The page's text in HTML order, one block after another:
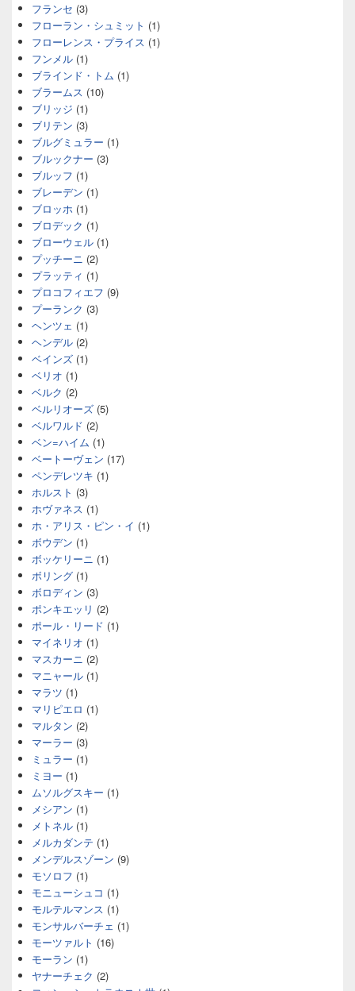
フランセ (3)
フローラン・シュミット (1)
フローレンス・プライス (1)
フンメル (1)
ブラインド・トム (1)
ブラームス (10)
ブリッジ (1)
ブリテン (3)
ブルグミュラー (1)
ブルックナー (3)
ブルッフ (1)
ブレーデン (1)
ブロッホ (1)
ブロデック (1)
ブローウェル (1)
プッチーニ (2)
プラッティ (1)
プロコフィエフ (9)
プーランク (3)
ヘンツェ (1)
ヘンデル (2)
ベインズ (1)
ベリオ (1)
ベルク (2)
ベルリオーズ (5)
ベルワルド (2)
ベン=ハイム (1)
ベートーヴェン (17)
ペンデレツキ (1)
ホルスト (3)
ホヴァネス (1)
ホ・アリス・ピン・イ (1)
ボウデン (1)
ボッケリーニ (1)
ボリング (1)
ボロディン (3)
ポンキエッリ (2)
ポール・リード (1)
マイネリオ (1)
マスカーニ (2)
マニャール (1)
マラツ (1)
マリピエロ (1)
マルタン (2)
マーラー (3)
ミュラー (1)
ミヨー (1)
ムソルグスキー (1)
メシアン (1)
メトネル (1)
メルカダンテ (1)
メンデルスゾーン (9)
モソロフ (1)
モニューシュコ (1)
モルテルマンス (1)
モンサルバーチェ (1)
モーツァルト (16)
モーラン (1)
ヤナーチェク (2)